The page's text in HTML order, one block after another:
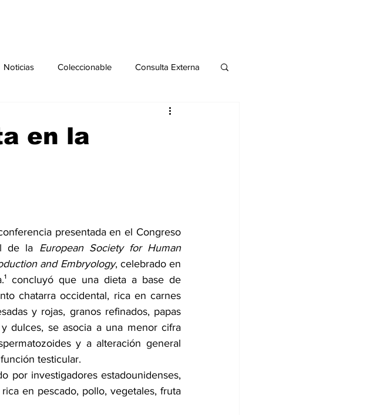
Noticias Coleccionable Consulta Externa
Publicaciones
dia mundial de la diabetes
en la
presentada en el Congreso
de la European Society for Human
and Embryology, celebrado en
concluyó que una dieta a base de
chatarra occidental, rica en carnes
y rojas, granos refinados, papas
dulces, se asocia a una menor cifra
y a alteración general
testicular.
por investigadores estadounidenses,
en pescado, pollo, vegetales, fruta